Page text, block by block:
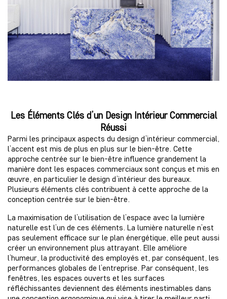
Les Éléments Clés d’un Design Intérieur Commercial
Réussi
Parmi les principaux aspects du design d’intérieur commercial,
l’accent est mis de plus en plus sur le bien-être. Cette
approche centrée sur le bien-être influence grandement la
manière dont les espaces commerciaux sont conçus et mis en
œuvre, en particulier le design d’intérieur des bureaux.
Plusieurs éléments clés contribuent à cette approche de la
conception centrée sur le bien-être.
La maximisation de l’utilisation de l’espace avec la lumière
naturelle est l’un de ces éléments. La lumière naturelle n’est
pas seulement efficace sur le plan énergétique, elle peut aussi
créer un environnement plus attrayant. Elle améliore
l’humeur, la productivité des employés et, par conséquent, les
performances globales de l’entreprise. Par conséquent, les
fenêtres, les espaces ouverts et les surfaces
réfléchissantes deviennent des éléments inestimables dans